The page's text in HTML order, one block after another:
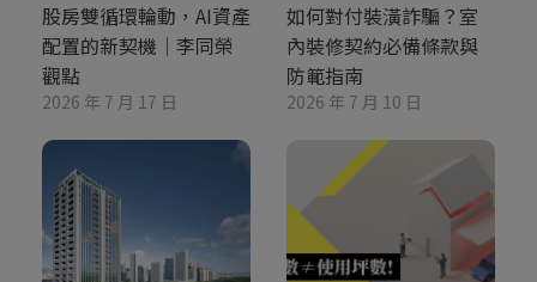
股房雙循環輪動，AI資產
配置的新契機｜李同榮
觀點
2026 年 7 月 17 日
如何對付裝潢詐騙？室
內裝修契約必備條款與
防範指南
2026 年 7 月 10 日